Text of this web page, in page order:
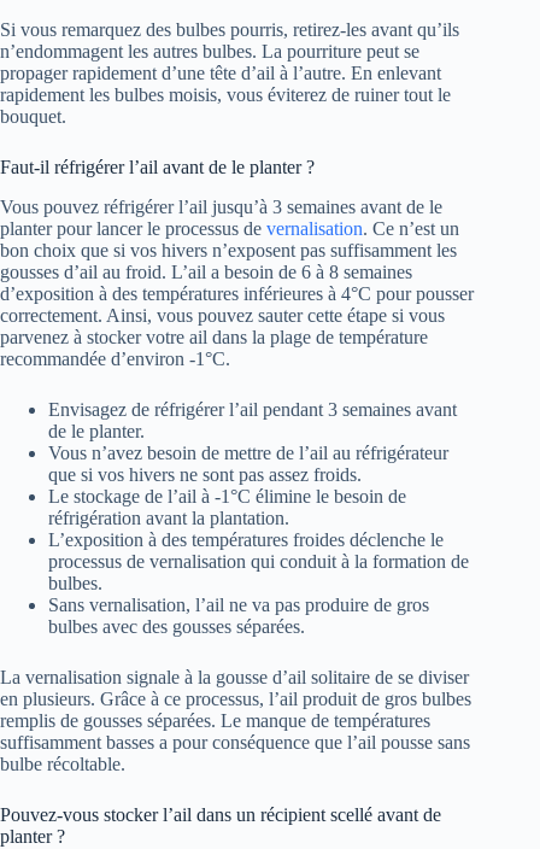
Si vous remarquez des bulbes pourris, retirez-les avant qu’ils
n’endommagent les autres bulbes. La pourriture peut se
propager rapidement d’une tête d’ail à l’autre. En enlevant
rapidement les bulbes moisis, vous éviterez de ruiner tout le
bouquet.
Faut-il réfrigérer l’ail avant de le planter ?
Vous pouvez réfrigérer l’ail jusqu’à 3 semaines avant de le
planter pour lancer le processus de vernalisation. Ce n’est un
bon choix que si vos hivers n’exposent pas suffisamment les
gousses d’ail au froid. L’ail a besoin de 6 à 8 semaines
d’exposition à des températures inférieures à 4°C pour pousser
correctement. Ainsi, vous pouvez sauter cette étape si vous
parvenez à stocker votre ail dans la plage de température
recommandée d’environ -1°C.
Envisagez de réfrigérer l’ail pendant 3 semaines avant
de le planter.
Vous n’avez besoin de mettre de l’ail au réfrigérateur
que si vos hivers ne sont pas assez froids.
Le stockage de l’ail à -1°C élimine le besoin de
réfrigération avant la plantation.
L’exposition à des températures froides déclenche le
processus de vernalisation qui conduit à la formation de
bulbes.
Sans vernalisation, l’ail ne va pas produire de gros
bulbes avec des gousses séparées.
La vernalisation signale à la gousse d’ail solitaire de se diviser
en plusieurs. Grâce à ce processus, l’ail produit de gros bulbes
remplis de gousses séparées. Le manque de températures
suffisamment basses a pour conséquence que l’ail pousse sans
bulbe récoltable.
Pouvez-vous stocker l’ail dans un récipient scellé avant de
planter ?